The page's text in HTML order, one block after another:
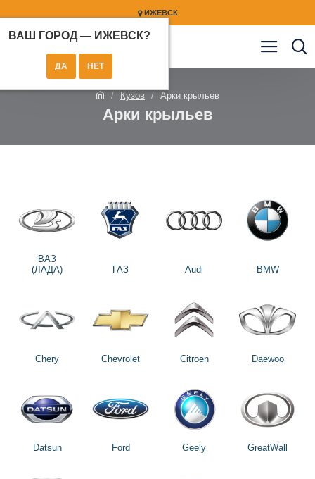
ИЖЕВСК
ВАШ ГОРОД — ИЖЕВСК?
Кузов Арки крыльев
Арки крыльев
ВАЗ
(ЛАДА)
ГАЗ Audi BMW
Chery Chevrolet Citroen Daewoo
Datsun Ford Geely GreatWall